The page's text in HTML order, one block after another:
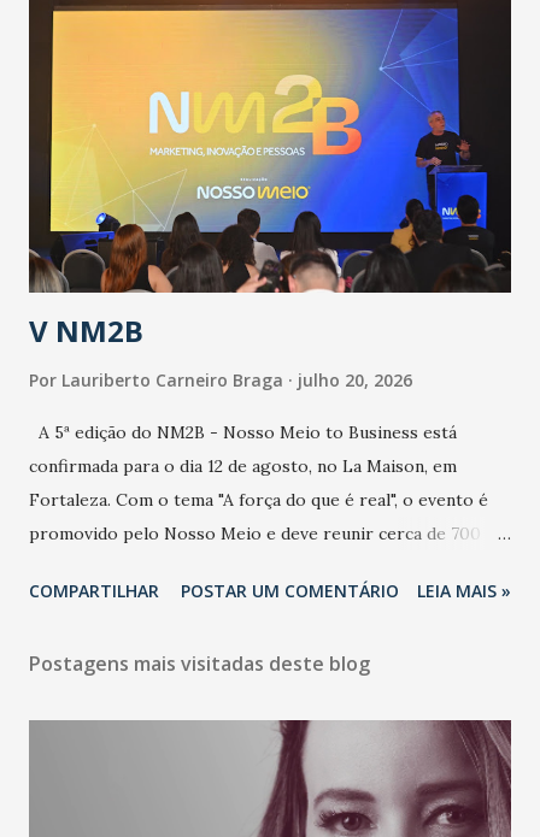
públicos e domiciliares. “Nós não estamos vivendo uma
epidemia comum, como temos em todos os anos, com
aumento de casos de dengue, influenza ou H1N1. Trata-se
de uma epidemia com um vírus diferente, com um poder de
contaminação maior que outros coronavírus”, apontou o
secretário. Segundo ele, é uma epidemia com chance de
contaminação alta, podendo gerar um grande risco à
população e ao sistema de saúde. “Precisamos saber fazer a
estratificação do risco da doença, para não so...
V NM2B
Por Lauriberto Carneiro Braga julho 20, 2026
A 5ª edição do NM2B - Nosso Meio to Business está
confirmada para o dia 12 de agosto, no La Maison, em
Fortaleza. Com o tema "A força do que é real", o evento é
promovido pelo Nosso Meio e deve reunir cerca de 700
e lideranças do Mercado Nacional. Desde 2022, o NM2B
de negócios do Nordeste, reunindo profissionais de marcas
LinkedIn, VISA, Grupo 3corações, TikTok e M. Dias Branco.
A nova edição chega em um momento em que autenticidade
e consistência ganham peso nas conversas sobre marca,
COMPARTILHAR POSTAR UM COMENTÁRIO LEIA MAIS »
Postagens mais visitadas deste blog